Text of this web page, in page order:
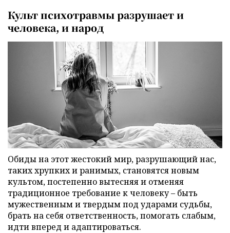
Культ психотравмы разрушает и
человека, и народ
Обиды на этот жестокий мир, разрушающий нас,
таких хрупких и ранимых, становятся новым
культом, постепенно вытесняя и отменяя
традиционное требование к человеку – быть
мужественным и твердым под ударами судьбы,
брать на себя ответственность, помогать слабым,
идти вперед и адаптироваться.